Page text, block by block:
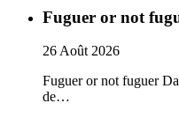
Fuguer or not
26Août 2026
Fuguer or not fuguer
de…